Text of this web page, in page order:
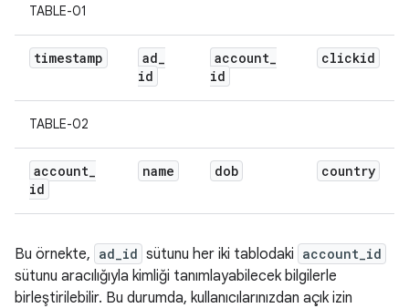
TABLE-01
timestamp ad_
id
account_
id
clickid
TABLE-02
account_
id
name dob country
Bu örnekte, ad_id sütunu her iki tablodaki account_id
sütunu aracılığıyla kimliği tanımlayabilecek bilgilerle
birleştirilebilir. Bu durumda, kullanıcılarınızdan açık izin